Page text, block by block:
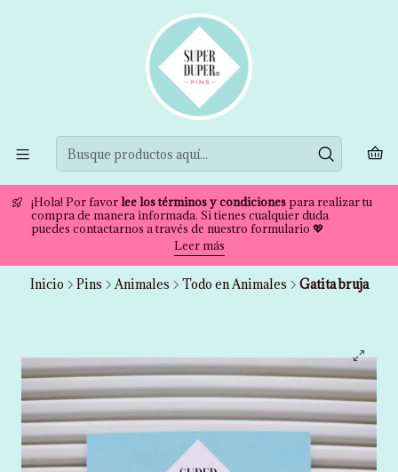
¡Hola! Por favorlee los términos y condicionespara realizar tu
compra de manera informada. Si tienes cualquier duda
puedes contactarnos a través de nuestro formulario 💖
Leer más
Inicio Pins Animales Todo en Animales Gatita bruja